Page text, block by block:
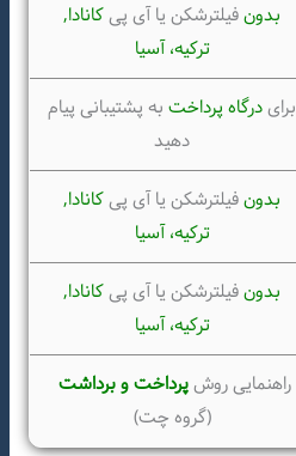
بدونفیلترشکن یا آی پیکانادا,
ترکیه، آسیا
برایدرگاه پرداختبه پشتیبانی پیام
دهید
بدونفیلترشکن یا آی پیکانادا,
ترکیه، آسیا
بدونفیلترشکن یا آی پیکانادا,
ترکیه، آسیا
راهنمایی روشپرداخت و برداشت
(گروه چت)